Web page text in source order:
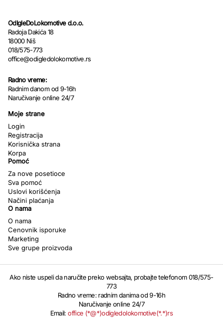
OdIgleDoLokomotive d.o.o.
Radoja Dakića 18
18000 Niš
018/575-773
office@odigledolokomotive.rs
Radno vreme:
Radnim danom od 9-16h
Naručivanje online 24/7
Moje strane
Login
Registracija
Korisnička strana
Korpa
Pomoć
Za nove posetioce
Sva pomoć
Uslovi korišćenja
Načini plaćanja
O nama
O nama
Cenovnik isporuke
Marketing
Sve grupe proizvoda
Ako niste uspeli da naručite preko websajta, probajte telefonom 018/575-
773
Radno vreme: radnim danima od 9-16h
Naručivanje online 24/7
Email:office (*@*)odigledolokomotive(*.*)rs